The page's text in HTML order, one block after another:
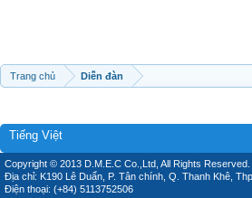
Trang chủ Diễn đàn
Tiếng Việt
Copyright © 2013 D.M.E.C Co.,Ltd, All Rights Reserved.
Địa chỉ: K190 Lê Duẩn, P. Tân chính, Q. Thanh Khê,
Điện thoại: (+84) 5113752506